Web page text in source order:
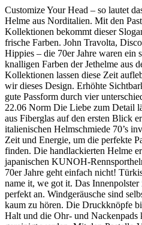
Customize Your Head – so lautet
Helme aus Norditalien. Mit den
Kollektionen bekommt dieser
frische Farben. John Travolta,
Hippies – die 70er Jahre waren ein
knalligen Farben der Jethelme aus
Kollektionen lassen diese Zeit
wir dieses Design. Erhöhte
gute Passform durch vier
22.06 Norm Die Liebe zum Detail
aus Fiberglas auf den ersten Blick
italienischen Helmschmiede 70’s
Zeit und Energie, um die perfekte
finden. Die handlackierten Helme
japanischen KUNOH-
70er Jahre geht einfach nicht!
name it, we got it. Das Innenpolster
perfekt an. Windgeräusche sind
kaum zu hören. Die Druckknöpfe
Halt und die Ohr- und Nackenpads